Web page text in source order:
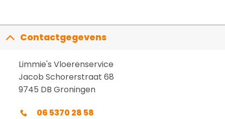
Contactgegevens
Limmie's Vloerenservice
Jacob Schorerstraat 68
9745 DB Groningen
06 5370 28 58